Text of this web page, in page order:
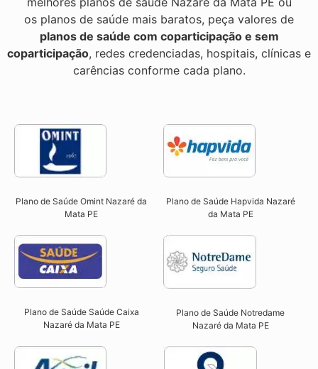
os planos de saúde mais baratos, peça valores de
planos de saúde com coparticipação e sem
coparticipação, redes credenciadas, hospitais, clínicas e
carências conforme cada plano.
Plano de Saúde Omint Nazaré da
Mata PE​
Plano de Saúde Hapvida Nazaré
da Mata PE​
Plano de Saúde Saúde Caixa
Nazaré da Mata PE​
Plano de Saúde Notredame
Nazaré da Mata PE​